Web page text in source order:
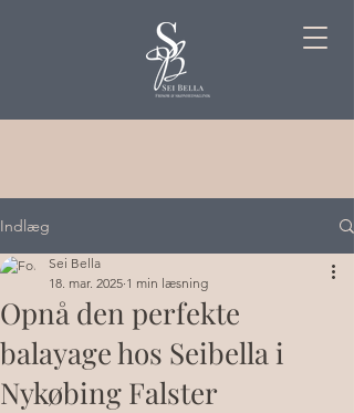
Indlæg
Opnå den perfekte
balayage hos Seibella i
Nykøbing Falster
Sei Bella
18. mar. 2025 1 min læsning